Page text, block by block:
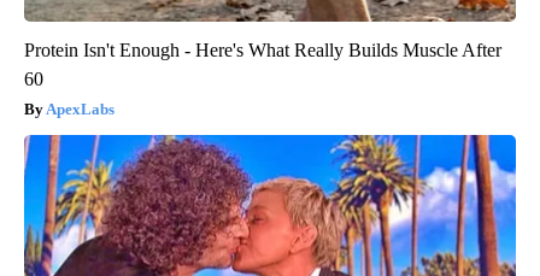
Protein Isn't Enough - Here's What Really Builds Muscle After
60
ApexLabs